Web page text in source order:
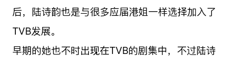
后，陆诗韵也是与很多应届港姐一样选择加入了
TVB发展。
早期的她也不时出现在TVB的剧集中，不过陆诗